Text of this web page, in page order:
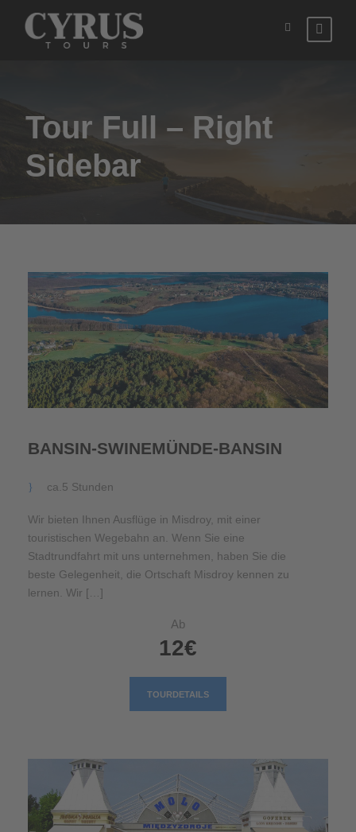
Tour Full – Right
Sidebar
BANSIN-SWINEMÜNDE-BANSIN
ca.5 Stunden
Wir bieten Ihnen Ausflüge in Misdroy, mit einer
touristischen Wegebahn an. Wenn Sie eine
Stadtrundfahrt mit uns unternehmen, haben Sie die
beste Gelegenheit, die Ortschaft Misdroy kennen zu
lernen. Wir […]
Ab
12€
TOURDETAILS